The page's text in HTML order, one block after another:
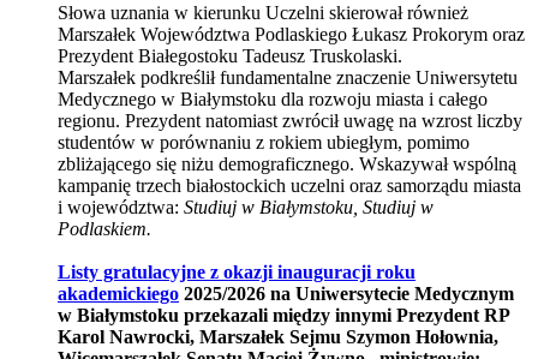
Słowa uznania w kierunku Uczelni skierował również
Marszałek Województwa Podlaskiego Łukasz Prokorym oraz
Prezydent Białegostoku Tadeusz Truskolaski.
Marszałek podkreślił fundamentalne znaczenie Uniwersytetu
Medycznego w Białymstoku dla rozwoju miasta i całego
regionu. Prezydent natomiast zwrócił uwagę na wzrost liczby
studentów w porównaniu z rokiem ubiegłym, pomimo
zbliżającego się niżu demograficznego. Wskazywał wspólną
kampanię trzech białostockich uczelni oraz samorządu miasta
i województwa: Studiuj w Białymstoku, Studiuj w
Podlaskiem.
Listy gratulacyjne z okazji inauguracji roku
akademickiego 2025/2026 na Uniwersytecie Medycznym
w Białymstoku przekazali między innymi Prezydent RP
Karol Nawrocki, Marszałek Sejmu Szymon Hołownia,